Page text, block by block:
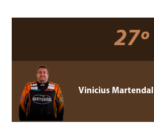
27º
Vinicius Martendal